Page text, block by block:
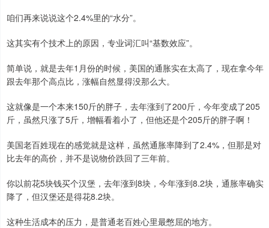
咱们再来说说这个2.4%里的“水分”。
这其实有个技术上的原因，专业词汇叫“基数效应”。
简单说，就是去年1月份的时候，美国的通胀实在太高了，现在拿今年
跟去年那个高点比，涨幅自然显得没那么大。
这就像是一个本来150斤的胖子，去年涨到了200斤，今年变成了205
斤，虽然只涨了5斤，增幅看着小了，但他还是个205斤的胖子啊！
美国老百姓现在的感觉就是这样，虽然通胀率降到了2.4%，但那是对
比去年的高价，并不是说物价跌回了三年前。
你以前花5块钱买个汉堡，去年涨到8块，今年涨到8.2块，通胀率确实
降了，但汉堡还是得花8.2块。
这种生活成本的压力，是普通老百姓心里最憋屈的地方。